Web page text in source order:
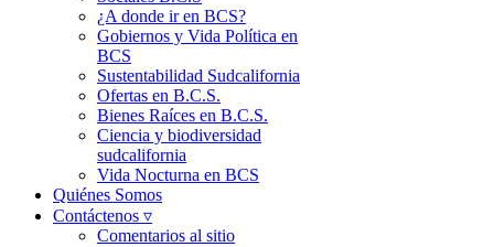
¿A donde ir en BCS?
Gobiernos y Vida Política en
BCS
Sustentabilidad Sudcalifornia
Ofertas en B.C.S.
Bienes Raíces en B.C.S.
Ciencia y biodiversidad
sudcalifornia
Vida Nocturna en BCS
Quiénes Somos
Contáctenos ▿
Comentarios al sitio